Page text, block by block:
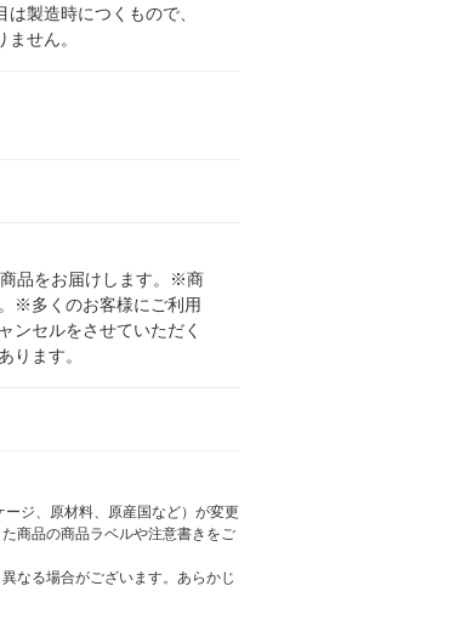
製造時につくもので、
せん。
品をお届けします。※商
※多くのお客様にご利用
ンセルをさせていただく
ります。
ジ、原材料、原産国など）が変更
商品の商品ラベルや注意書きをご
なる場合がございます。あらかじ